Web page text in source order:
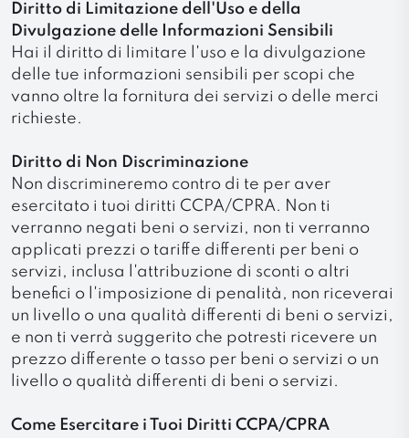
Diritto di Limitazione dell'Uso e della
Divulgazione delle Informazioni Sensibili
Hai il diritto di limitare l'uso e la divulgazione
delle tue informazioni sensibili per scopi che
vanno oltre la fornitura dei servizi o delle merci
richieste.
Diritto di Non Discriminazione
Non discrimineremo contro di te per aver
esercitato i tuoi diritti CCPA/CPRA. Non ti
verranno negati beni o servizi, non ti verranno
applicati prezzi o tariffe differenti per beni o
servizi, inclusa l'attribuzione di sconti o altri
benefici o l'imposizione di penalità, non riceverai
un livello o una qualità differenti di beni o servizi,
e non ti verrà suggerito che potresti ricevere un
prezzo differente o tasso per beni o servizi o un
livello o qualità differenti di beni o servizi.
Come Esercitare i Tuoi Diritti CCPA/CPRA